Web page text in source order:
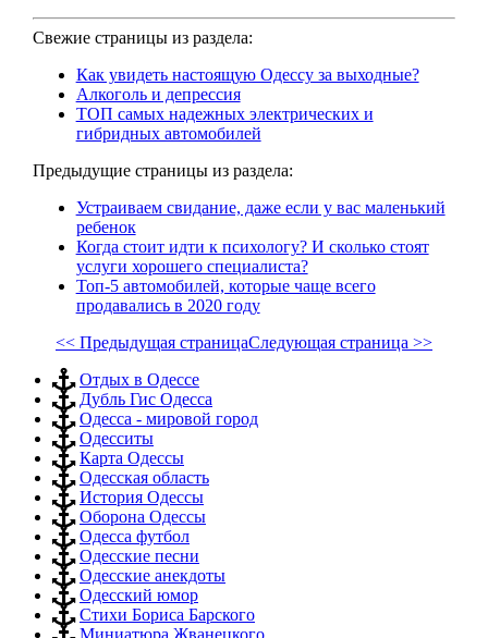
Свежие страницы из раздела:
Как увидеть настоящую Одессу за выходные?
Алкоголь и депрессия
ТОП самых надежных электрических и
гибридных автомобилей
Предыдущие страницы из раздела:
Устраиваем свидание, даже если у вас маленький
ребенок
Когда стоит идти к психологу? И сколько стоят
услуги хорошего специалиста?
Топ-5 автомобилей, которые чаще всего
продавались в 2020 году
<< Предыдущая страницаСледующая страница >>
Отдых в Одессе
Дубль Гис Одесса
Одесса - мировой город
Одесситы
Карта Одессы
Одесская область
История Одессы
Оборона Одессы
Одесса футбол
Одесские песни
Одесские анекдоты
Одесский юмор
Стихи Бориса Барского
Миниатюра Жванецкого